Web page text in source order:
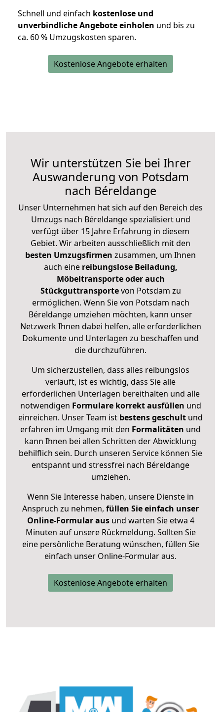
Schnell und einfach kostenlose und
unverbindliche Angebote einholen und bis zu
ca. 60 % Umzugskosten sparen.
Kostenlose Angebote erhalten
Wir unterstützen Sie bei Ihrer
Auswanderung von Potsdam
nach Béreldange
Unser Unternehmen hat sich auf den Bereich des
Umzugs nach Béreldange spezialisiert und
verfügt über 15 Jahre Erfahrung in diesem
Gebiet. Wir arbeiten ausschließlich mit den
besten Umzugsfirmen zusammen, um Ihnen
auch eine reibungslose Beiladung,
Möbeltransporte oder auch
Stückguttransportevon Potsdam zu
ermöglichen. Wenn Sie von Potsdam nach
Béreldange umziehen möchten, kann unser
Netzwerk Ihnen dabei helfen, alle erforderlichen
Dokumente und Unterlagen zu beschaffen und
die durchzuführen.
Um sicherzustellen, dass alles reibungslos
verläuft, ist es wichtig, dass Sie alle
erforderlichen Unterlagen bereithalten und alle
notwendigen Formulare korrekt ausfüllen und
einreichen. Unser Team ist bestens geschult und
erfahren im Umgang mit den Formalitäten und
kann Ihnen bei allen Schritten der Abwicklung
behilflich sein. Durch unseren Service können Sie
entspannt und stressfrei nach Béreldange
umziehen.
Wenn Sie Interesse haben, unsere Dienste in
Anspruch zu nehmen, füllen Sie einfach unser
Online-Formular ausund warten Sie etwa 4
Minuten auf unsere Rückmeldung. Sollten Sie
eine persönliche Beratung wünschen, füllen Sie
einfach unser Online-Formular aus.
Kostenlose Angebote erhalten